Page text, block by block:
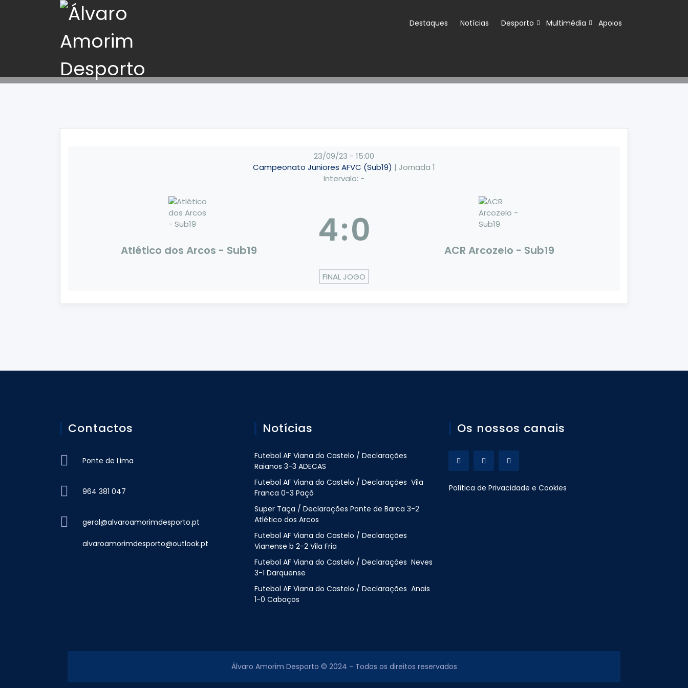
Destaques Notícias Desporto Multimédia Apoios
23/09/23 - 15:00
Campeonato Juniores AFVC (Sub19) | Jornada 1
Intervalo: -
Atlético dos Arcos - Sub19 4:0 ACR Arcozelo - Sub19
FINAL JOGO
Contactos
Ponte de Lima
964 381 047
geral@alvaroamorimdesporto.pt
alvaroamorimdesporto@outlook.pt
Notícias
Futebol AF Viana do Castelo / Declarações
Raianos 3-3 ADECAS
Futebol AF Viana do Castelo / Declarações Vila
Franca 0-3 Paçõ
Super Taça / Declarações Ponte de Barca 3-2
Atlético dos Arcos
Futebol AF Viana do Castelo / Declarações
Vianense b 2-2 Vila Fria
Futebol AF Viana do Castelo / Declarações Neves
3-1 Darquense
Futebol AF Viana do Castelo / Declarações Anais
1-0 Cabaços
Os nossos canais
Política de Privacidade e Cookies
Álvaro Amorim Desporto © 2024 - Todos os direitos reservados